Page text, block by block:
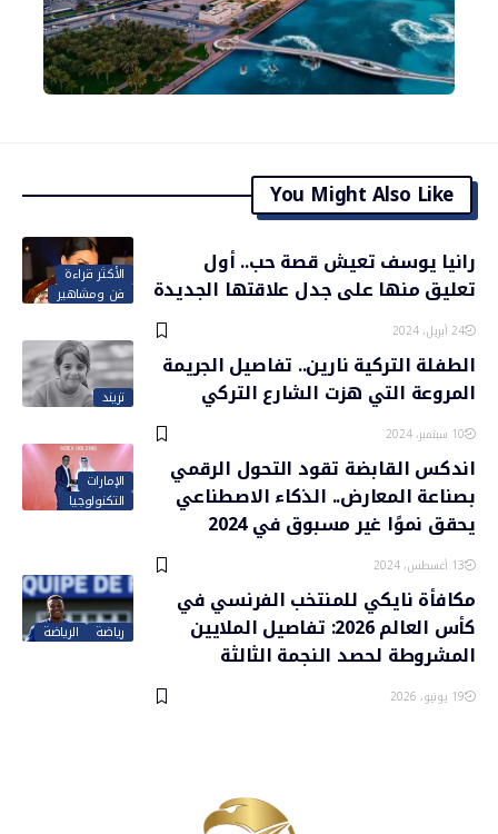
You Might Also Like
الأكثر قراءة
فن ومشاهير
رانيا يوسف تعيش قصة حب.. أول
تعليق منها على جدل علاقتها الجديدة
24 أبريل، 2024
تريند
الطفلة التركية نارين.. تفاصيل الجريمة
المروعة التي هزت الشارع التركي
10 سبتمبر، 2024
الإمارات
التكنولوجيا
اندكس القابضة تقود التحول الرقمي
بصناعة المعارض.. الذكاء الاصطناعي
يحقق نموًا غير مسبوق في 2024
13 أغسطس، 2024
رياضة الرياضة
مكافأة نايكي للمنتخب الفرنسي في
كأس العالم 2026: تفاصيل الملايين
المشروطة لحصد النجمة الثالثة
19 يونيو، 2026